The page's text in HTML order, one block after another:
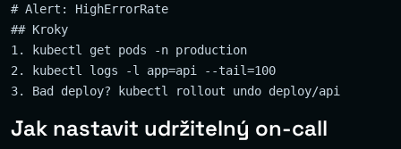
# Alert: HighErrorRate
## Kroky
1. kubectl get pods -n production
2. kubectl logs -l app=api --tail=100
Jak nastavit udržitelný on-call